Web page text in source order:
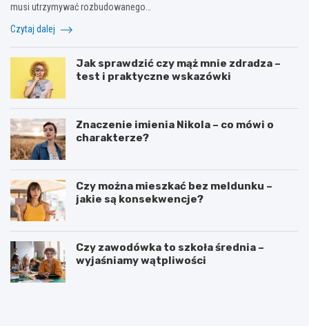
musi utrzymywać rozbudowanego…
Czytaj dalej
Jak sprawdzić czy mąż mnie zdradza –
test i praktyczne wskazówki
Znaczenie imienia Nikola – co mówi o
charakterze?
Czy można mieszkać bez meldunku –
jakie są konsekwencje?
Czy zawodówka to szkoła średnia –
wyjaśniamy wątpliwości